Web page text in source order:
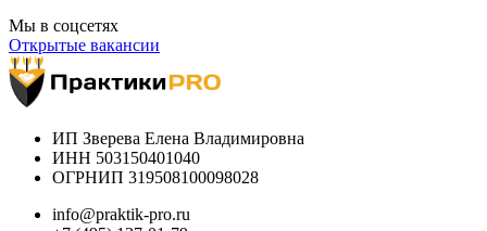
Мы в соцсетях
Открытые вакансии
ИП Зверева Елена Владимировна
ИНН 503150401040
ОГРНИП 319508100098028
info@praktik-pro.ru